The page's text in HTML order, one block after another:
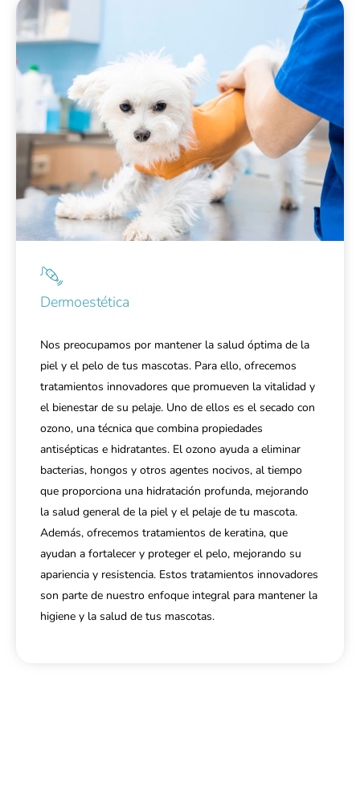
Dermoestética
Nos preocupamos por mantener la salud óptima de la
piel y el pelo de tus mascotas. Para ello, ofrecemos
tratamientos innovadores que promueven la vitalidad y
el bienestar de su pelaje. Uno de ellos es el secado con
ozono, una técnica que combina propiedades
antisépticas e hidratantes. El ozono ayuda a eliminar
bacterias, hongos y otros agentes nocivos, al tiempo
que proporciona una hidratación profunda, mejorando
la salud general de la piel y el pelaje de tu mascota.
Además, ofrecemos tratamientos de keratina, que
ayudan a fortalecer y proteger el pelo, mejorando su
apariencia y resistencia. Estos tratamientos innovadores
son parte de nuestro enfoque integral para mantener la
higiene y la salud de tus mascotas.